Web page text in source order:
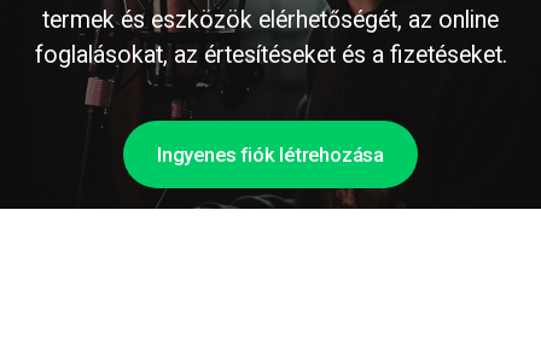
termek és eszközök elérhetőségét, az online
foglalásokat, az értesítéseket és a fizetéseket.
Ingyenes fiók létrehozása